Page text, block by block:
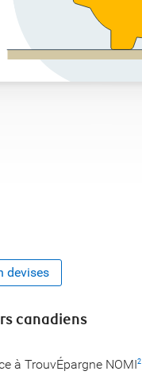
devises
canadiens
à TrouvÉpargne NOMI2